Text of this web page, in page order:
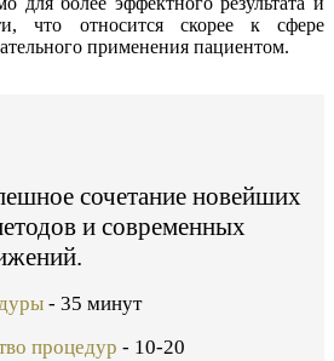
что относится скорее к сфере
применения пациентом.
сочетание новейших
и современных
- 35 минут
процедур - 10-20